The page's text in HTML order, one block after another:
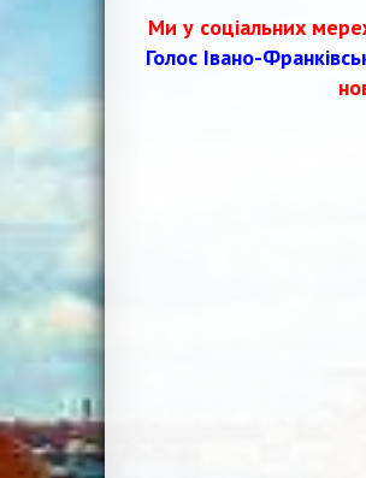
Ми у соціальних
Голос Івано-